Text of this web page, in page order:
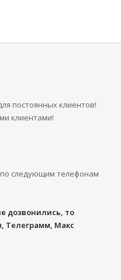
постоянных клиентов!
клиентами!
следующим телефонам
дозвонились, то
Телеграмм, Макс